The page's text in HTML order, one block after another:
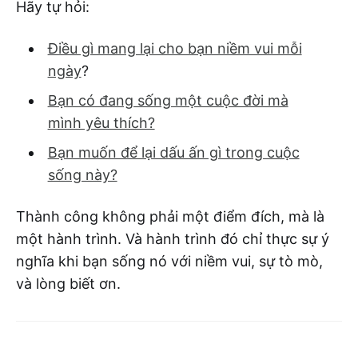
Hãy tự hỏi:
Điều gì mang lại cho bạn niềm vui mỗi
ngày?
Bạn có đang sống một cuộc đời mà
mình yêu thích?
Bạn muốn để lại dấu ấn gì trong cuộc
sống này?
Thành công không phải một điểm đích, mà là
một hành trình. Và hành trình đó chỉ thực sự ý
nghĩa khi bạn sống nó với niềm vui, sự tò mò,
và lòng biết ơn.